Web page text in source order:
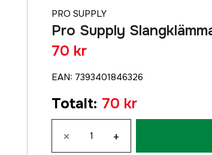
PRO SUPPLY
Pro Supply
70 kr
EAN: 7393401846326
Totalt: 70 kr
× +